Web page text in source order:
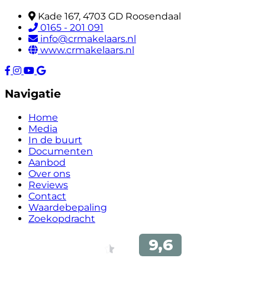
Kade 167, 4703 GD Roosendaal
0165 - 201 091
info@crmakelaars.nl
www.crmakelaars.nl
Navigatie
Home
Media
In de buurt
Documenten
Aanbod
Over ons
Reviews
Contact
Waardebepaling
Zoekopdracht